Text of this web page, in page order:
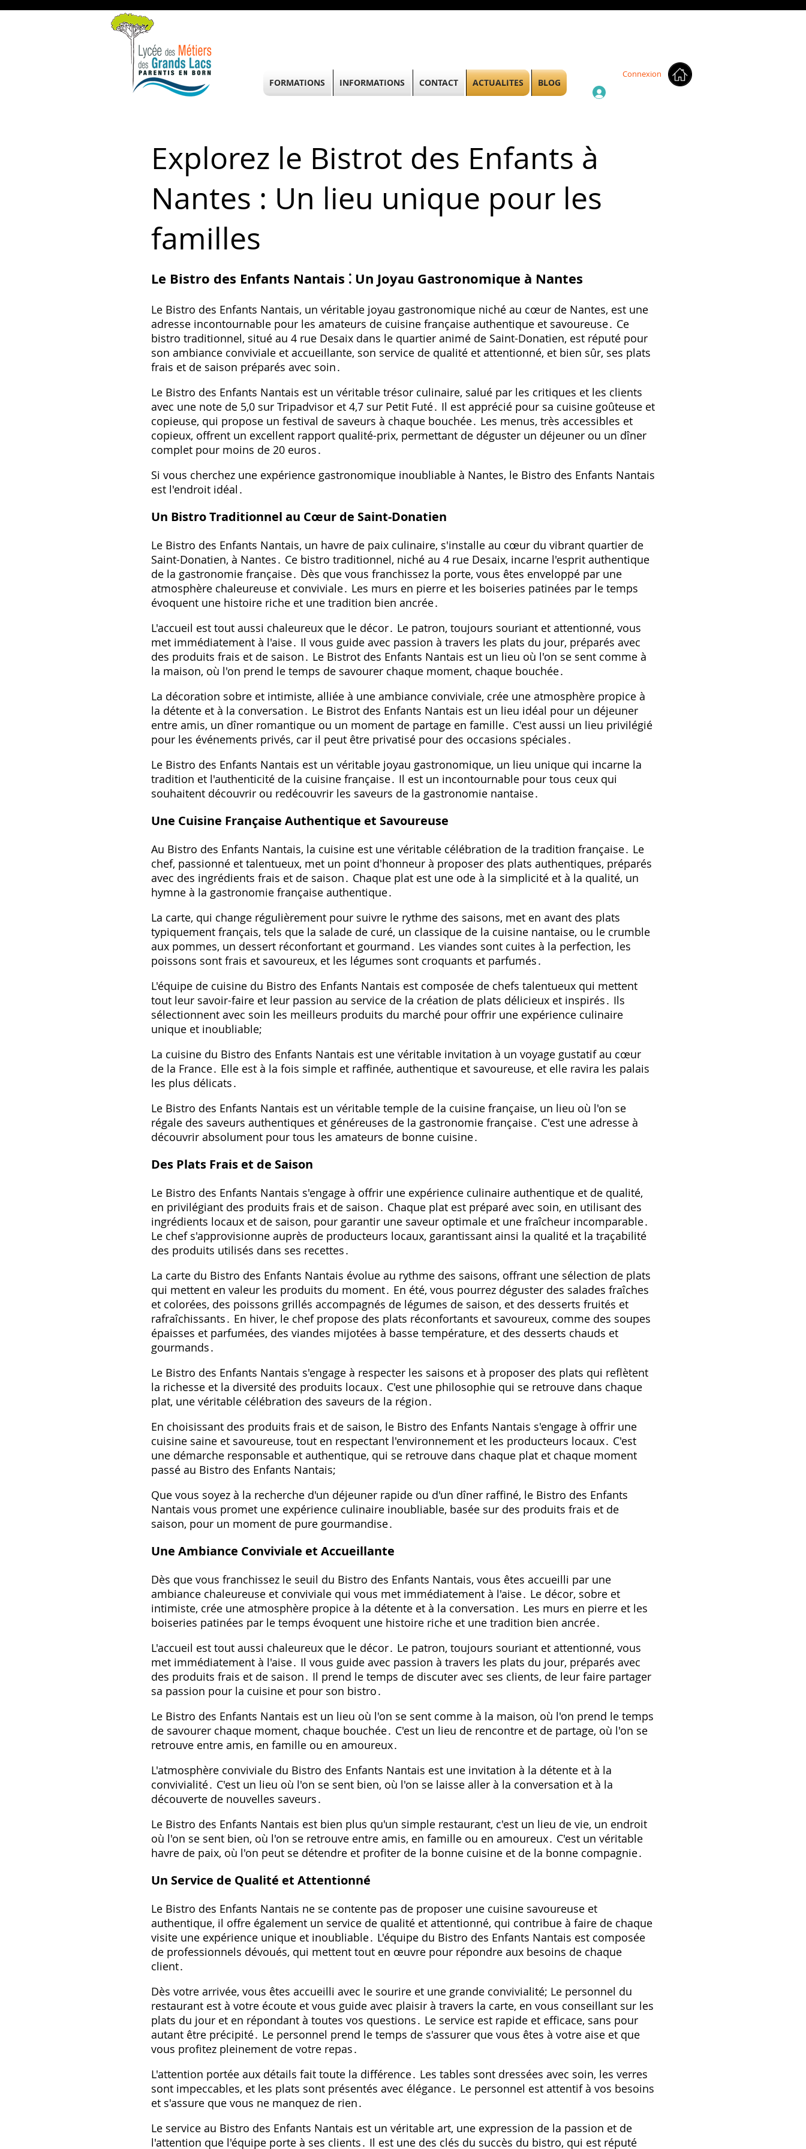
Connexion
Explorez le Bistrot des Enfants à
Nantes : Un lieu unique pour les
familles
Le Bistro des Enfants Nantais ⁚ Un Joyau Gastronomique à Nantes
Le Bistro des Enfants Nantais, un véritable joyau gastronomique niché au cœur de Nantes, est une
adresse incontournable pour les amateurs de cuisine française authentique et savoureuse․ Ce
bistro traditionnel, situé au 4 rue Desaix dans le quartier animé de Saint-Donatien, est réputé pour
son ambiance conviviale et accueillante, son service de qualité et attentionné, et bien sûr, ses plats
frais et de saison préparés avec soin․
Le Bistro des Enfants Nantais est un véritable trésor culinaire, salué par les critiques et les clients
avec une note de 5,0 sur Tripadvisor et 4,7 sur Petit Futé․ Il est apprécié pour sa cuisine goûteuse et
copieuse, qui propose un festival de saveurs à chaque bouchée․ Les menus, très accessibles et
copieux, offrent un excellent rapport qualité-prix, permettant de déguster un déjeuner ou un dîner
complet pour moins de 20 euros․
Si vous cherchez une expérience gastronomique inoubliable à Nantes, le Bistro des Enfants Nantais
est l'endroit idéal․
Un Bistro Traditionnel au Cœur de Saint-Donatien
Le Bistro des Enfants Nantais, un havre de paix culinaire, s'installe au cœur du vibrant quartier de
Saint-Donatien, à Nantes․ Ce bistro traditionnel, niché au 4 rue Desaix, incarne l'esprit authentique
de la gastronomie française․ Dès que vous franchissez la porte, vous êtes enveloppé par une
atmosphère chaleureuse et conviviale․ Les murs en pierre et les boiseries patinées par le temps
évoquent une histoire riche et une tradition bien ancrée․
L'accueil est tout aussi chaleureux que le décor․ Le patron, toujours souriant et attentionné, vous
met immédiatement à l'aise․ Il vous guide avec passion à travers les plats du jour, préparés avec
des produits frais et de saison․ Le Bistrot des Enfants Nantais est un lieu où l'on se sent comme à
la maison, où l'on prend le temps de savourer chaque moment, chaque bouchée․
La décoration sobre et intimiste, alliée à une ambiance conviviale, crée une atmosphère propice à
la détente et à la conversation․ Le Bistrot des Enfants Nantais est un lieu idéal pour un déjeuner
entre amis, un dîner romantique ou un moment de partage en famille․ C'est aussi un lieu privilégié
pour les événements privés, car il peut être privatisé pour des occasions spéciales․
Le Bistro des Enfants Nantais est un véritable joyau gastronomique, un lieu unique qui incarne la
tradition et l'authenticité de la cuisine française․ Il est un incontournable pour tous ceux qui
souhaitent découvrir ou redécouvrir les saveurs de la gastronomie nantaise․
Une Cuisine Française Authentique et Savoureuse
Au Bistro des Enfants Nantais, la cuisine est une véritable célébration de la tradition française․ Le
chef, passionné et talentueux, met un point d'honneur à proposer des plats authentiques, préparés
avec des ingrédients frais et de saison․ Chaque plat est une ode à la simplicité et à la qualité, un
hymne à la gastronomie française authentique․
La carte, qui change régulièrement pour suivre le rythme des saisons, met en avant des plats
typiquement français, tels que la salade de curé, un classique de la cuisine nantaise, ou le crumble
aux pommes, un dessert réconfortant et gourmand․ Les viandes sont cuites à la perfection, les
poissons sont frais et savoureux, et les légumes sont croquants et parfumés․
L'équipe de cuisine du Bistro des Enfants Nantais est composée de chefs talentueux qui mettent
tout leur savoir-faire et leur passion au service de la création de plats délicieux et inspirés․ Ils
sélectionnent avec soin les meilleurs produits du marché pour offrir une expérience culinaire
unique et inoubliable;
La cuisine du Bistro des Enfants Nantais est une véritable invitation à un voyage gustatif au cœur
de la France․ Elle est à la fois simple et raffinée, authentique et savoureuse, et elle ravira les palais
les plus délicats․
Le Bistro des Enfants Nantais est un véritable temple de la cuisine française, un lieu où l'on se
régale des saveurs authentiques et généreuses de la gastronomie française․ C'est une adresse à
découvrir absolument pour tous les amateurs de bonne cuisine․
Des Plats Frais et de Saison
Le Bistro des Enfants Nantais s'engage à offrir une expérience culinaire authentique et de qualité,
en privilégiant des produits frais et de saison․ Chaque plat est préparé avec soin, en utilisant des
ingrédients locaux et de saison, pour garantir une saveur optimale et une fraîcheur incomparable․
Le chef s'approvisionne auprès de producteurs locaux, garantissant ainsi la qualité et la traçabilité
des produits utilisés dans ses recettes․
La carte du Bistro des Enfants Nantais évolue au rythme des saisons, offrant une sélection de plats
qui mettent en valeur les produits du moment․ En été, vous pourrez déguster des salades fraîches
et colorées, des poissons grillés accompagnés de légumes de saison, et des desserts fruités et
rafraîchissants․ En hiver, le chef propose des plats réconfortants et savoureux, comme des soupes
épaisses et parfumées, des viandes mijotées à basse température, et des desserts chauds et
gourmands․
Le Bistro des Enfants Nantais s'engage à respecter les saisons et à proposer des plats qui reflètent
la richesse et la diversité des produits locaux․ C'est une philosophie qui se retrouve dans chaque
plat, une véritable célébration des saveurs de la région․
En choisissant des produits frais et de saison, le Bistro des Enfants Nantais s'engage à offrir une
cuisine saine et savoureuse, tout en respectant l'environnement et les producteurs locaux․ C'est
une démarche responsable et authentique, qui se retrouve dans chaque plat et chaque moment
passé au Bistro des Enfants Nantais;
Que vous soyez à la recherche d'un déjeuner rapide ou d'un dîner raffiné, le Bistro des Enfants
Nantais vous promet une expérience culinaire inoubliable, basée sur des produits frais et de
saison, pour un moment de pure gourmandise․
Une Ambiance Conviviale et Accueillante
Dès que vous franchissez le seuil du Bistro des Enfants Nantais, vous êtes accueilli par une
ambiance chaleureuse et conviviale qui vous met immédiatement à l'aise․ Le décor, sobre et
intimiste, crée une atmosphère propice à la détente et à la conversation․ Les murs en pierre et les
boiseries patinées par le temps évoquent une histoire riche et une tradition bien ancrée․
L'accueil est tout aussi chaleureux que le décor․ Le patron, toujours souriant et attentionné, vous
met immédiatement à l'aise․ Il vous guide avec passion à travers les plats du jour, préparés avec
des produits frais et de saison․ Il prend le temps de discuter avec ses clients, de leur faire partager
sa passion pour la cuisine et pour son bistro․
Le Bistro des Enfants Nantais est un lieu où l'on se sent comme à la maison, où l'on prend le temps
de savourer chaque moment, chaque bouchée․ C'est un lieu de rencontre et de partage, où l'on se
retrouve entre amis, en famille ou en amoureux․
L'atmosphère conviviale du Bistro des Enfants Nantais est une invitation à la détente et à la
convivialité․ C'est un lieu où l'on se sent bien, où l'on se laisse aller à la conversation et à la
découverte de nouvelles saveurs․
Le Bistro des Enfants Nantais est bien plus qu'un simple restaurant, c'est un lieu de vie, un endroit
où l'on se sent bien, où l'on se retrouve entre amis, en famille ou en amoureux․ C'est un véritable
havre de paix, où l'on peut se détendre et profiter de la bonne cuisine et de la bonne compagnie․
Un Service de Qualité et Attentionné
Le Bistro des Enfants Nantais ne se contente pas de proposer une cuisine savoureuse et
authentique, il offre également un service de qualité et attentionné, qui contribue à faire de chaque
visite une expérience unique et inoubliable․ L'équipe du Bistro des Enfants Nantais est composée
de professionnels dévoués, qui mettent tout en œuvre pour répondre aux besoins de chaque
client․
Dès votre arrivée, vous êtes accueilli avec le sourire et une grande convivialité; Le personnel du
restaurant est à votre écoute et vous guide avec plaisir à travers la carte, en vous conseillant sur les
plats du jour et en répondant à toutes vos questions․ Le service est rapide et efficace, sans pour
autant être précipité․ Le personnel prend le temps de s'assurer que vous êtes à votre aise et que
vous profitez pleinement de votre repas․
L'attention portée aux détails fait toute la différence․ Les tables sont dressées avec soin, les verres
sont impeccables, et les plats sont présentés avec élégance․ Le personnel est attentif à vos besoins
et s'assure que vous ne manquez de rien․
Le service au Bistro des Enfants Nantais est un véritable art, une expression de la passion et de
l'attention que l'équipe porte à ses clients․ Il est une des clés du succès du bistro, qui est réputé
FORMATIONS INFORMATIONS CONTACT ACTUALITES BLOG